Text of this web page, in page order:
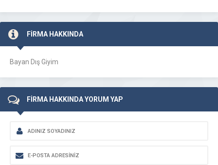
FİRMA HAKKINDA
Bayan Dış Giyim
FİRMA HAKKINDA YORUM YAP